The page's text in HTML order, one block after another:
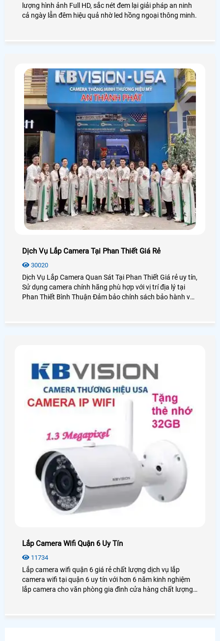
lượng hình ảnh Full HD, sắc nét đem lại giải pháp an ninh
cả ngày lẫn đêm hiệu quả nhờ led hồng ngoại thông minh.
Dịch Vụ Lắp Camera Tại Phan Thiết Giá Rẻ
30020
Dịch Vụ Lắp Camera Quan Sát Tại Phan Thiết Giá rẻ uy tín,
Sử dụng camera chính hãng phù hợp với vị trí địa lý tại
Phan Thiết Bình Thuận Đảm bảo chính sách bảo hành và
Lắp Camera Wifi Quận 6 Uy Tín
11734
Lắp camera wifi quận 6 giá rẻ chất lượng dịch vụ lắp
camera wifi tại quận 6 uy tín với hơn 6 năm kinh nghiệm
lắp camera cho văn phòng gia đình cửa hàng chất lượng,